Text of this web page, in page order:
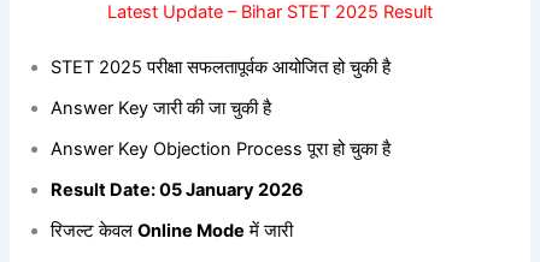
Latest Update – Bihar STET 2025 Result
STET 2025 परीक्षा सफलतापूर्वक आयोजित हो चुकी है
Answer Key जारी की जा चुकी है
Answer Key Objection Process पूरा हो चुका है
Result Date: 05 January 2026
रिजल्ट केवलOnline Mode में जारी